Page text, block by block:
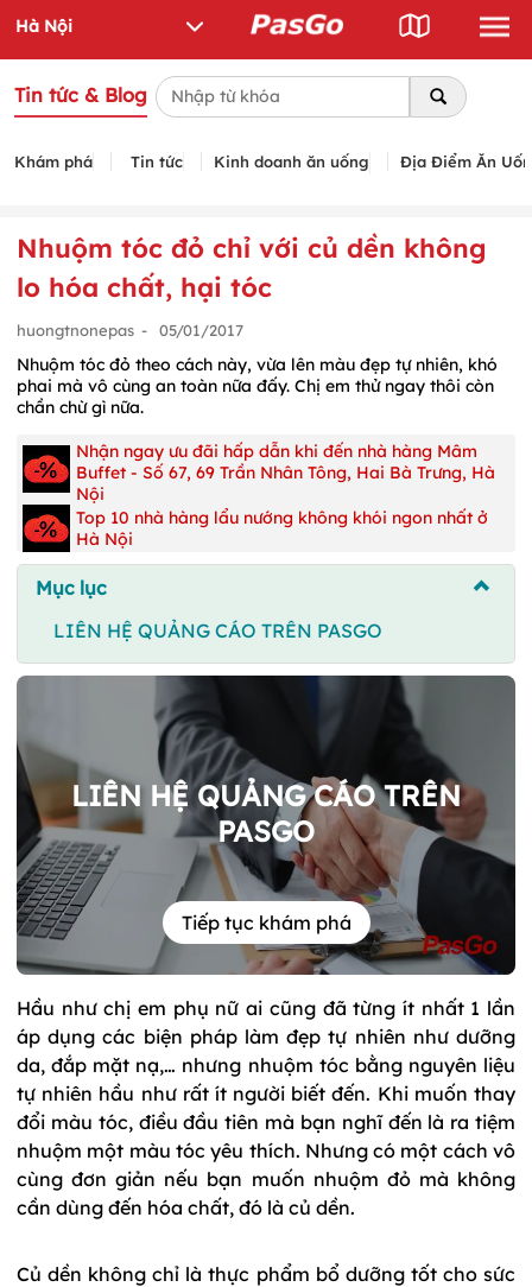
Tin tức & Blog
Khám phá Tin tức Kinh doanh ăn uống Địa Điểm Ăn
Nhuộm tóc đỏ chỉ với củ dền không
lo hóa chất, hại tóc
huongtnonepas - 05/01/2017
Nhuộm tóc đỏ theo cách này, vừa lên màu đẹp tự nhiên, khó
phai mà vô cùng an toàn nữa đấy. Chị em thử ngay thôi còn
chần chừ gì nữa.
Nhận ngay ưu đãi hấp dẫn khi đến nhà hàng Mâm
Buffet - Số 67, 69 Trần Nhân Tông, Hai Bà Trưng, Hà
Nội
Top 10 nhà hàng lẩu nướng không khói ngon nhất ở
Hà Nội
Mục lục
LIÊN HỆ QUẢNG CÁO TRÊN PASGO
LIÊN HỆ QUẢNG CÁO TRÊN
PASGO
Tiếp tục khám phá
Hầu như chị em phụ nữ ai cũng đã từng ít nhất 1 lần
áp dụng các biện pháp làm đẹp tự nhiên như dưỡng
da, đắp mặt nạ,… nhưng nhuộm tóc bằng nguyên liệu
tự nhiên hầu như rất ít người biết đến. Khi muốn thay
đổi màu tóc, điều đầu tiên mà bạn nghĩ đến là ra tiệm
nhuộm một màu tóc yêu thích. Nhưng có một cách vô
cùng đơn giản nếu bạn muốn nhuộm đỏ mà không
cần dùng đến hóa chất, đó là củ dền.
Củ dền không chỉ là thực phẩm bổ dưỡng tốt cho sức